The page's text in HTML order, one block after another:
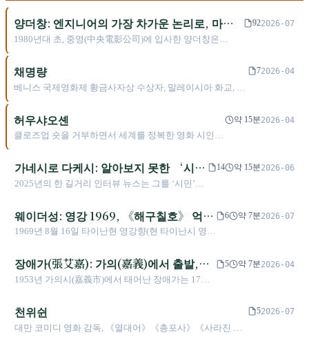
양더창: 엔지니어의 가장 차가운 논리로, 마음
의 가장 뜨거운 고독을 촬영하다
1980년대 초, 중영(中央電影公司)에 입사한 양더창은
거장 뒤에 배치했다. 미국 잠수함 엔지니어 직을 포기하고
30대 초반에 돌아와 영화 공부를 시작한 이 남자는, 이후 칸
영화제 최고 감독상을 수상한 최초의 대만인이 되었지만,
상에서 상영되지 못했다. 그는 가장 차가운 방법으로, 우리
가 가장 보지 않으려 하는 뒷모습을 촬영했다.
922026-07
채명량
베니스 국제영화제 황금사자상 수상자, 말레이시아 화교, 슬
72026-04
허우샤오셴
클로즈업 숏을 거부하면서 세계를 정복한 영화 시인—
약 15분2026-04
가네시로 다케시: 알아보지 못한 ‘시
민’에서 세계가 잊어 주기만을 바라는
2025년의 한 길거리 인터뷰 뉴스는 그를 ‘시민’으
장 바라던 순간이었을지도 모른다. 17세에 오토바
이를 사기 위해 광고를 찍은 때부터 타이완·일본·
홍콩을 가로지르는 국제적 스타가 되기까지, 그는
다.
14 약 15분2026-06
웨이더성: 영강 1969, 《해구칠호》 억
대 박스오피스에서 베니스 경쟁 부문에 오
1969년 8월 16일 타이난현 영강향(현 타이난시 영강
《해구칠호》 약 5억 3천만 신대만달러 흥행(대만
영화 기록). 2011년 《사이더크·바라이》 제68회 베
니스 국제 영화제 경쟁 부문 진출, 금사상 경쟁. 제48
프로젝트 준비 중.
6 약 7분2026-07
장애가(張艾嘉): 가의(嘉義)에서 출발,
《童年》 원곡에서 《相애상친(相愛相
1953년 가의시(嘉義市)에서 태어난 장애가는 17세
《童年》(나대우 1981년 작곡)은 그녀의 노래이고,
《애의 대가(愛的代價)》(이종성 1992년 작곡)은 그
녀의 가장 널리 알려진 대표작이다. 1986년 《최애
5 약 7분2026-04
천위쉰
대만 코미디 영화 감독, 《열대어》《총포사》《사라진 발
52026-07